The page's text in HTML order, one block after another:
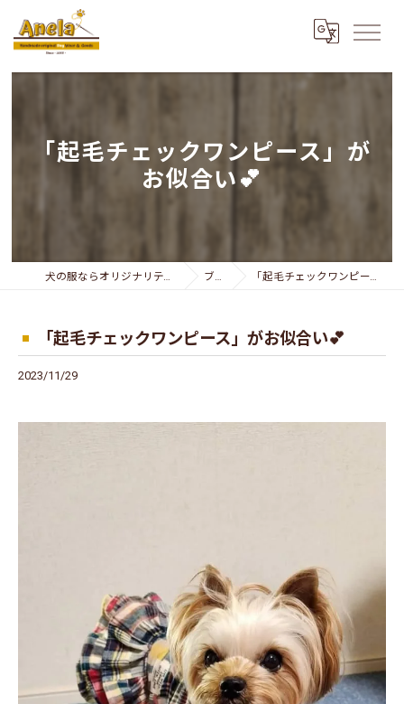
「起毛チェックワンピース」が
お似合い💕
犬の服ならオリジナリティー溢れるAnela ブログ 「起毛チェックワンピース」がお似合い💕
「起毛チェックワンピース」がお似合い💕
2023/11/29